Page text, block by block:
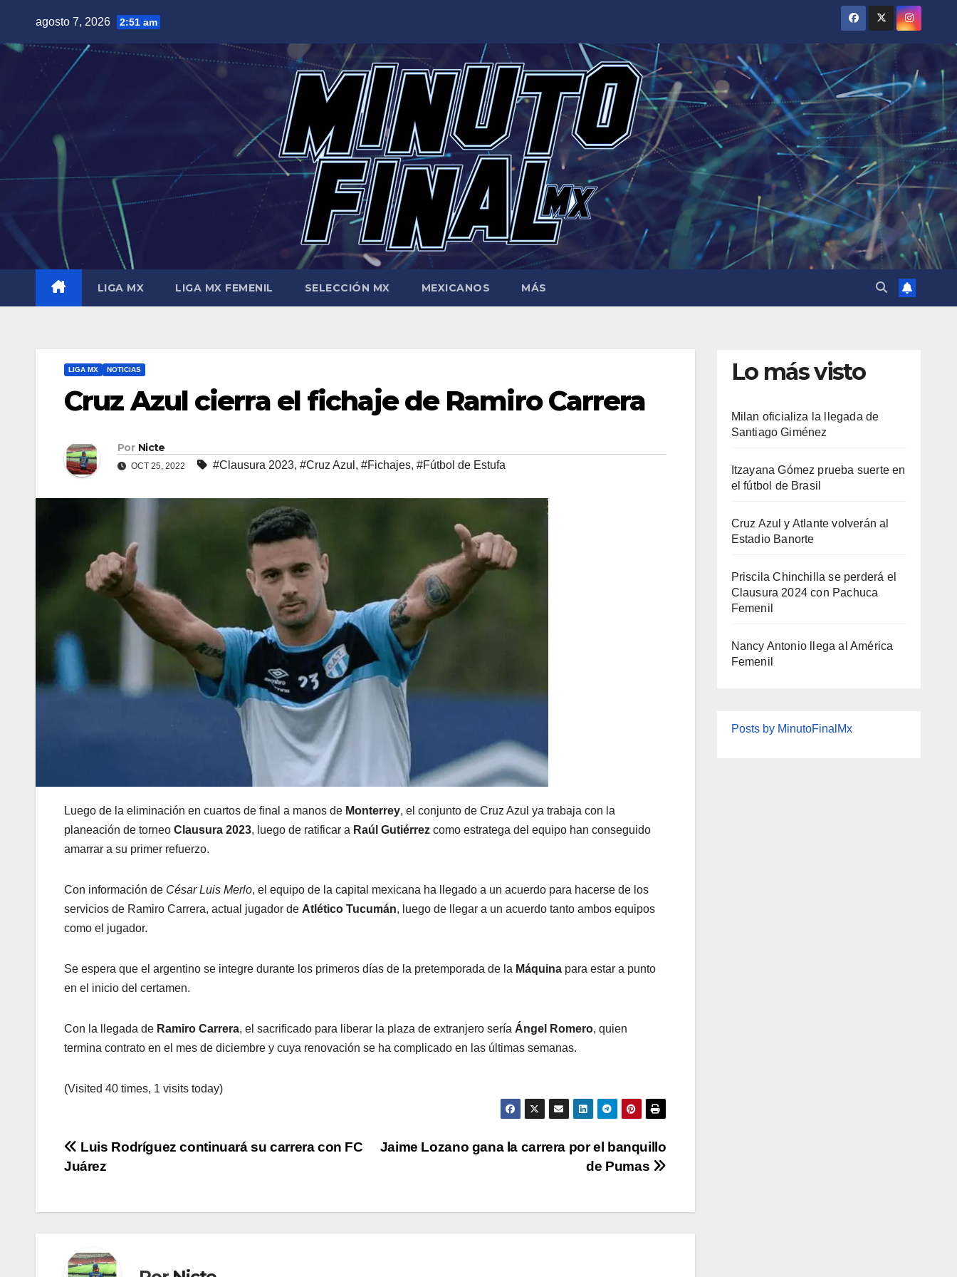
contenido
agosto 7, 2026 2:51 am
LIGA MX LIGA MX FEMENIL SELECCIÓN MX MEXICANOS MÁS
LIGA MX NOTICIAS
Cruz Azul cierra el fichaje de Ramiro Carrera
Por Nicte
OCT 25, 2022 #Clausura 2023, #Cruz Azul , #Fichajes, #Fútbol de Estufa
Luego de la eliminación en cuartos de final a manos de Monterrey, el conjunto de Cruz Azul ya trabaja con la
planeación de torneo Clausura 2023, luego de ratificar a Raúl Gutiérrez como estratega del equipo han conseguido
amarrar a su primer refuerzo.
Con información de César Luis Merlo, el equipo de la capital mexicana ha llegado a un acuerdo para hacerse de los
servicios de Ramiro Carrera, actual jugador de Atlético Tucumán, luego de llegar a un acuerdo tanto ambos equipos
como el jugador.
Se espera que el argentino se integre durante los primeros días de la pretemporada de la Máquina para estar a punto
en el inicio del certamen.
Con la llegada de Ramiro Carrera, el sacrificado para liberar la plaza de extranjero sería Ángel Romero, quien
termina contrato en el mes de diciembre y cuya renovación se ha complicado en las últimas semanas.
(Visited 40 times, 1 visits today)
Navegación
entradas
Jaime Lozano gana la carrera por el banquillo
de Pumas
Luis Rodríguez continuará su carrera con FC
Juárez
Lo más visto
Milan oficializa la llegada de
Santiago Giménez
Itzayana Gómez prueba suerte en
el fútbol de Brasil
Cruz Azul y Atlante volverán al
Estadio Banorte
Priscila Chinchilla se perderá el
Clausura 2024 con Pachuca
Femenil
Nancy Antonio llega al América
Femenil
Posts by MinutoFinalMx